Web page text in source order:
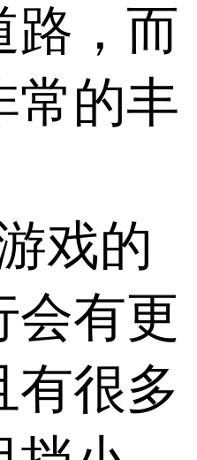
路，而
常的丰
戏的
会有更
有很多